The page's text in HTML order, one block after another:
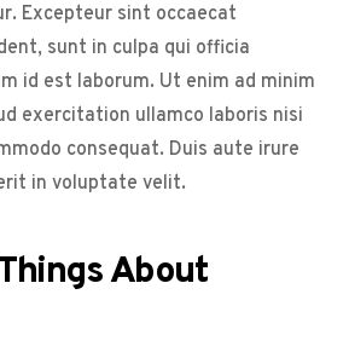
Excepteur sint occaecat
sunt in culpa qui officia
id est laborum. Ut enim ad minim
exercitation ullamco laboris nisi
consequat. Duis aute irure
in voluptate velit.
About